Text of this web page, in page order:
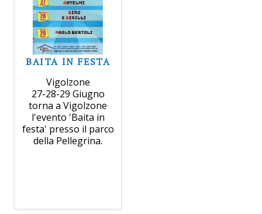
BAITA IN FESTA
Vigolzone
27-28-29 Giugno
torna a Vigolzone
l'evento 'Baita in
festa' presso il parco
della Pellegrina.